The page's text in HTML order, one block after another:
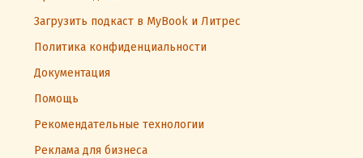
Загрузить подкаст в MyBook и Литрес
Политика конфиденциальности
Документация
Помощь
Рекомендательные технологии
Реклама для бизнеса